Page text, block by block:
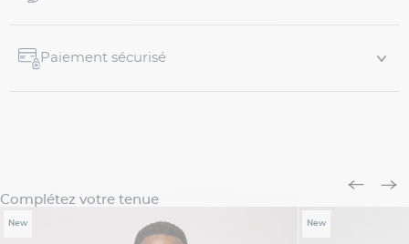
Paiement sécurisé
Complétez votre tenue
New New